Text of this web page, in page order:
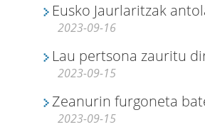
Eusko Jaurlaritzak
2023-09-16
Lau pertsona zauritu
2023-09-15
Zeanurin furgoneta
2023-09-15